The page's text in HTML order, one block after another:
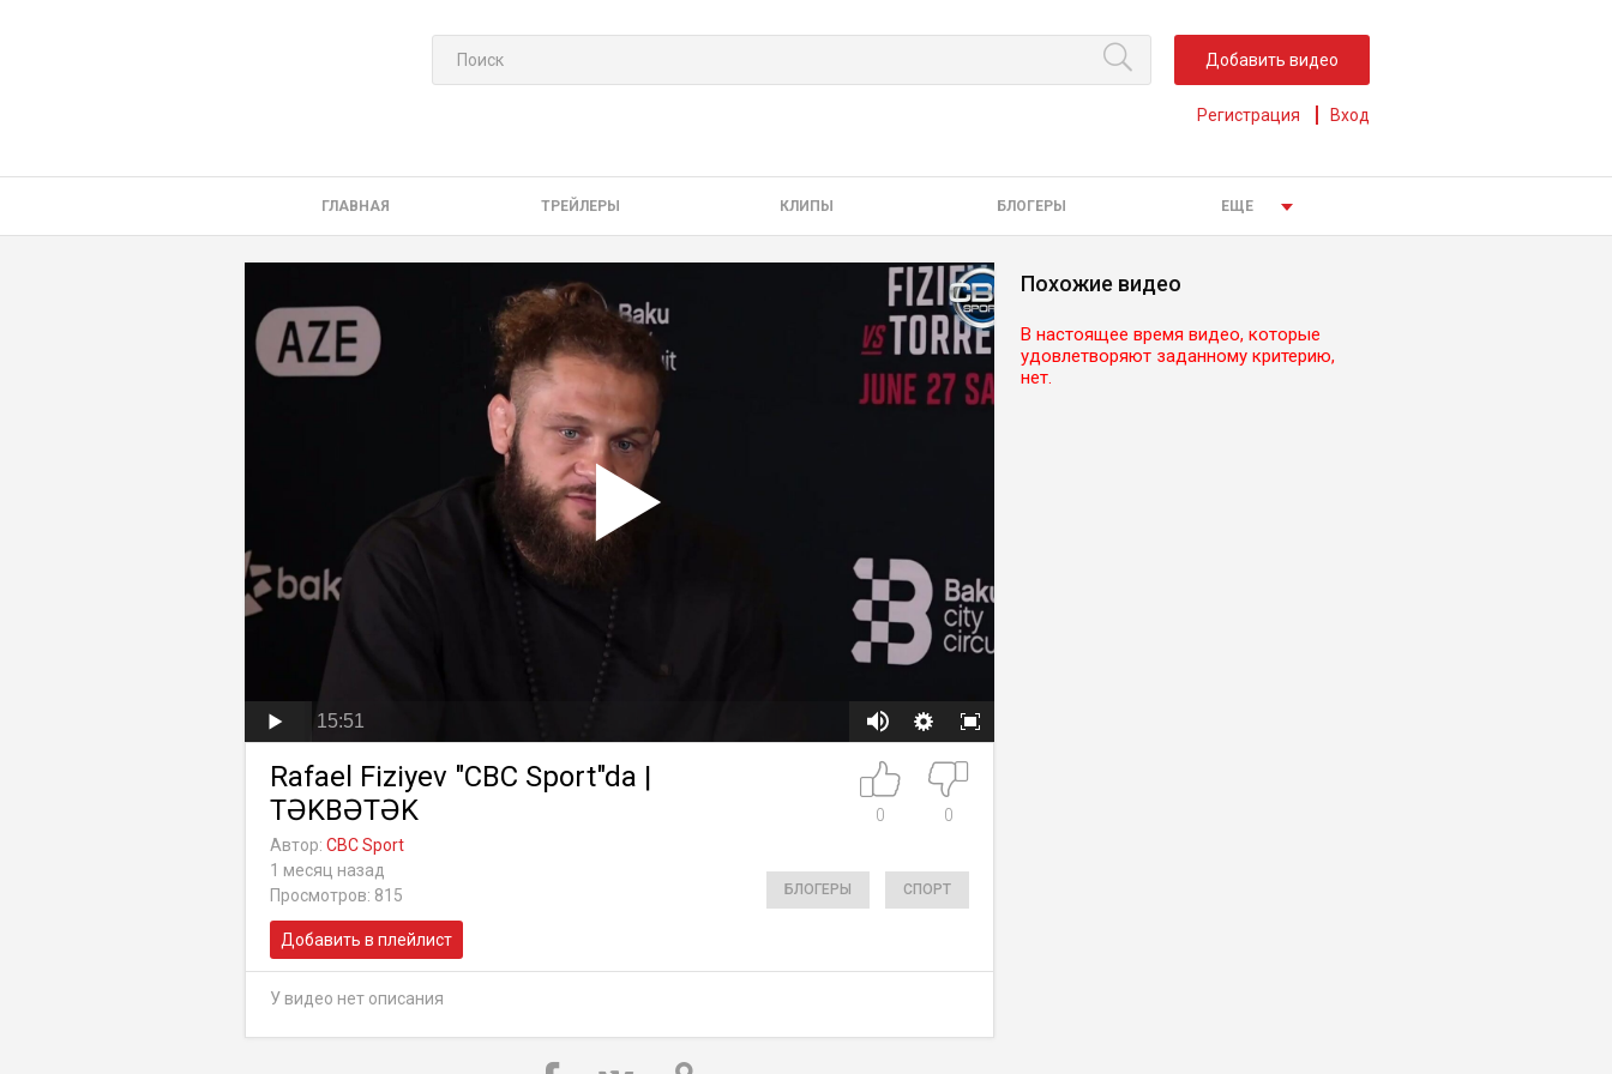
Добавить видео
Регистрация Вход
ГЛАВНАЯ ТРЕЙЛЕРЫ КЛИПЫ БЛОГЕРЫ ЕЩЕ
Похожие видео
В настоящее время видео, которые
удовлетворяют заданному критерию,
нет.
15:51
Rafael Fiziyev "CBC Sport"da |
TƏKBƏTƏK
0
0
Автор: CBC Sport
1 месяц назад
Просмотров: 815
БЛОГЕРЫ СПОРТ
Добавить в плейлист
У видео нет описания